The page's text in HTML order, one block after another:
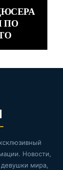
ПО
Новости,
мира,